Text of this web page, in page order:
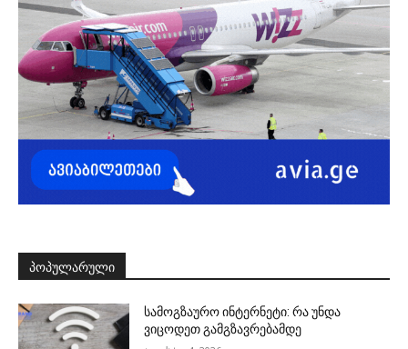
ᲞᲝᲞᲣᲚᲐᲠᲣᲚᲘ
სამოგზაურო ინტერნეტი: რა უნდა
ვიცოდეთ გამგზავრებამდე